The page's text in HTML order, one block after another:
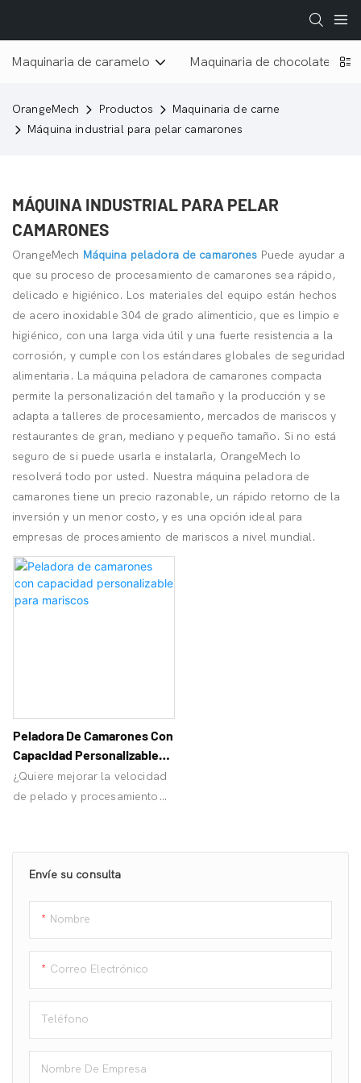
Maquinaria de caramelo Maquinaria de chocolate
OrangeMech Productos
Maquinaria de carne
Máquina industrial para pelar camarones
MÁQUINA INDUSTRIAL PARA PELAR
CAMARONES
OrangeMech Máquina peladora de camarones Puede ayudar a
que su proceso de procesamiento de camarones sea rápido,
delicado e higiénico. Los materiales del equipo están hechos
de acero inoxidable 304 de grado alimenticio, que es limpio e
higiénico, con una larga vida útil y una fuerte resistencia a la
corrosión, y cumple con los estándares globales de seguridad
alimentaria. La máquina peladora de camarones compacta
permite la personalización del tamaño y la producción y se
adapta a talleres de procesamiento, mercados de mariscos y
restaurantes de gran, mediano y pequeño tamaño. Si no está
seguro de si puede usarla e instalarla, OrangeMech lo
resolverá todo por usted. Nuestra máquina peladora de
camarones tiene un precio razonable, un rápido retorno de la
inversión y un menor costo, y es una opción ideal para
empresas de procesamiento de mariscos a nivel mundial.
Envíe su consulta
Nombre
Correo Electrónico
Teléfono
Nombre De Empresa
Peladora De Camarones Con
Capacidad Personalizable
Para Mariscos
¿Quiere mejorar la velocidad
de pelado y procesamiento
estandarizado e higiénico y
aumente sus ganancias!
ayudarle!